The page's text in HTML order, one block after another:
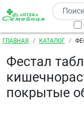
Перейти к основному
Строка
ГЛАВНАЯ КАТАЛОГ
Фестал
покрытые